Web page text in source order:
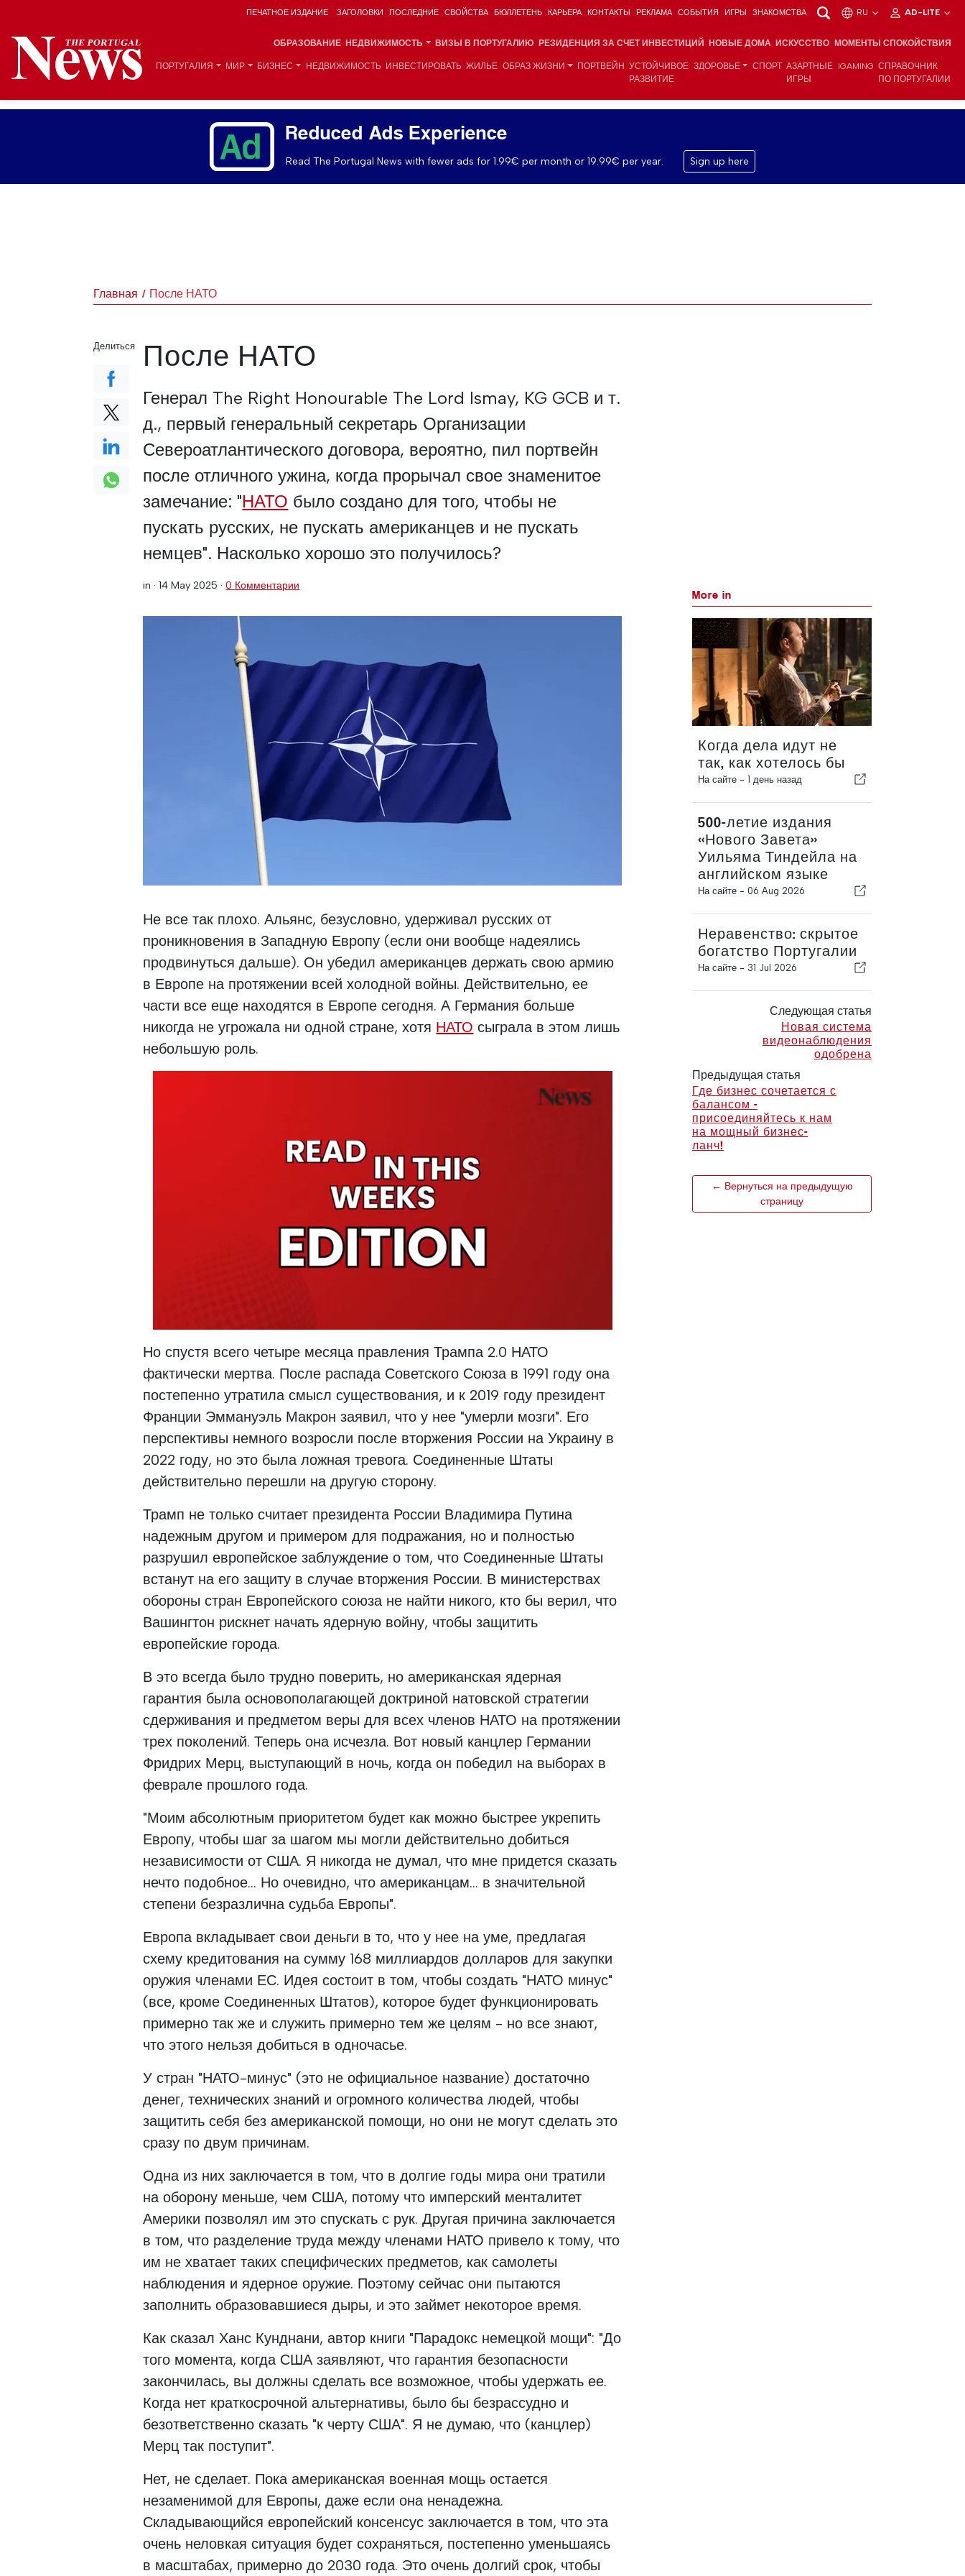
ПЕЧАТНОЕ ИЗДАНИЕ ЗАГОЛОВКИ ПОСЛЕДНИЕ СВОЙСТВА БЮЛЛЕТЕНЬ КАРЬЕРА КОНТАКТЫ РЕКЛАМА СОБЫТИЯ ИГРЫ ЗНАКОМСТВА RU AD-LITE
ОБРАЗОВАНИЕ НЕДВИЖИМОСТЬ ВИЗЫ В ПОРТУГАЛИЮ РЕЗИДЕНЦИЯ ЗА СЧЕТ ИНВЕСТИЦИЙ НОВЫЕ ДОМА ИСКУССТВО МОМЕНТЫ СПОКОЙСТВИЯ
ПОРТУГАЛИЯ МИР БИЗНЕС НЕДВИЖИМОСТЬ ИНВЕСТИРОВАТЬ ЖИЛЬЕ ОБРАЗ ЖИЗНИ ПОРТВЕЙН УСТОЙЧИВОЕ
РАЗВИТИЕ
ЗДОРОВЬЕ СПОРТ АЗАРТНЫЕ
ИГРЫ
IGAMING СПРАВОЧНИК
ПО ПОРТУГАЛИИ
Reduced Ads Experience
Read The Portugal News with fewer ads for 1.99€ per month or 19.99€ per year. Sign up here
Главная После НАТО
После НАТО
Генерал The Right Honourable The Lord Ismay, KG GCB и т.
д., первый генеральный секретарь Организации
Североатлантического договора, вероятно, пил портвейн
после отличного ужина, когда прорычал свое знаменитое
замечание: "НАТО было создано для того, чтобы не
пускать русских, не пускать американцев и не пускать
немцев". Насколько хорошо это получилось?
in ·14 May 2025 ·0 Комментарии
Не все так плохо. Альянс, безусловно, удерживал русских от
проникновения в Западную Европу (если они вообще надеялись
продвинуться дальше). Он убедил американцев держать свою армию
в Европе на протяжении всей холодной войны. Действительно, ее
части все еще находятся в Европе сегодня. А Германия больше
никогда не угрожала ни одной стране, хотя НАТО сыграла в этом лишь
небольшую роль.
Но спустя всего четыре месяца правления Трампа 2.0 НАТО
фактически мертва. После распада Советского Союза в 1991 году она
постепенно утратила смысл существования, и к 2019 году президент
Франции Эммануэль Макрон заявил, что у нее "умерли мозги". Его
перспективы немного возросли после вторжения России на Украину в
2022 году, но это была ложная тревога. Соединенные Штаты
действительно перешли на другую сторону.
Трамп не только считает президента России Владимира Путина
надежным другом и примером для подражания, но и полностью
разрушил европейское заблуждение о том, что Соединенные Штаты
встанут на его защиту в случае вторжения России. В министерствах
обороны стран Европейского союза не найти никого, кто бы верил, что
Вашингтон рискнет начать ядерную войну, чтобы защитить
европейские города.
В это всегда было трудно поверить, но американская ядерная
гарантия была основополагающей доктриной натовской стратегии
сдерживания и предметом веры для всех членов НАТО на протяжении
трех поколений. Теперь она исчезла. Вот новый канцлер Германии
Фридрих Мерц, выступающий в ночь, когда он победил на выборах в
феврале прошлого года.
"Моим абсолютным приоритетом будет как можно быстрее укрепить
Европу, чтобы шаг за шагом мы могли действительно добиться
независимости от США. Я никогда не думал, что мне придется сказать
нечто подобное... Но очевидно, что американцам... в значительной
степени безразлична судьба Европы".
Европа вкладывает свои деньги в то, что у нее на уме, предлагая
схему кредитования на сумму 168 миллиардов долларов для закупки
оружия членами ЕС. Идея состоит в том, чтобы создать "НАТО минус"
(все, кроме Соединенных Штатов), которое будет функционировать
примерно так же и служить примерно тем же целям - но все знают,
что этого нельзя добиться в одночасье.
У стран "НАТО-минус" (это не официальное название) достаточно
денег, технических знаний и огромного количества людей, чтобы
защитить себя без американской помощи, но они не могут сделать это
сразу по двум причинам.
Одна из них заключается в том, что в долгие годы мира они тратили
на оборону меньше, чем США, потому что имперский менталитет
Америки позволял им это спускать с рук. Другая причина заключается
в том, что разделение труда между членами НАТО привело к тому, что
им не хватает таких специфических предметов, как самолеты
наблюдения и ядерное оружие. Поэтому сейчас они пытаются
заполнить образовавшиеся дыры, и это займет некоторое время.
Как сказал Ханс Кунднани, автор книги "Парадокс немецкой мощи": "До
того момента, когда США заявляют, что гарантия безопасности
закончилась, вы должны сделать все возможное, чтобы удержать ее.
Когда нет краткосрочной альтернативы, было бы безрассудно и
безответственно сказать "к черту США". Я не думаю, что (канцлер)
Мерц так поступит".
Нет, не сделает. Пока американская военная мощь остается
незаменимой для Европы, даже если она ненадежна.
Складывающийся европейский консенсус заключается в том, что эта
очень неловкая ситуация будет сохраняться, постепенно уменьшаясь
в масштабах, примерно до 2030 года. Это очень долгий срок, чтобы
Делиться
More in
Когда дела идут не
так, как хотелось бы
На сайте - 1 день назад
500-летие издания
«Нового Завета»
Уильяма Тиндейла на
английском языке
На сайте - 06 Aug 2026
Неравенство: скрытое
богатство Португалии
На сайте - 31 Jul 2026
Следующая статья
Новая система
видеонаблюдения
одобрена
Предыдущая статья
Где бизнес сочетается с
балансом -
присоединяйтесь к нам
на мощный бизнес-
ланч!
← Вернуться на предыдущую
страницу